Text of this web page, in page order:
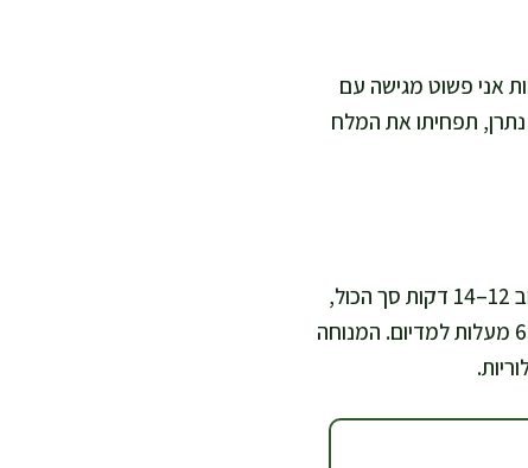
אני פשוט מגישה עם
נתרן, תפחיתו את המלח
אני נשענת על שני סימנים: זמן קצר בחום גבוה ומנוחה אחרי האפייה. צלעות דקות צריכות לרוב 12–14 דקות סך הכול,
ועבות ייקחו יותר, אבל תמיד עדיף להתחיל קצר ולהוסיף. מדחום בשר נותן ביטחון: סביב 60–63 מעלות למדיום. המנוחה